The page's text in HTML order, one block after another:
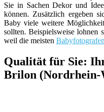
Sie in Sachen Dekor und
können. Zusätzlich ergeben
Baby viele weitere
sollten. Beispielsweise lohnen
weil die meisten Babyfotografen
Qualität für Sie:
Brilon (Nordrhein-